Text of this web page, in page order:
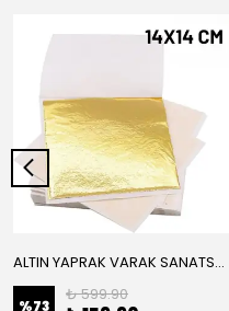
ALTIN YAPRAK VARAK SANATSAL BÜYÜK BOY FOLYO EPOKSİ REÇİNE NAİL ART 16 ADET 14X14 CM ALTIN RENK
%73
₺ 599.90